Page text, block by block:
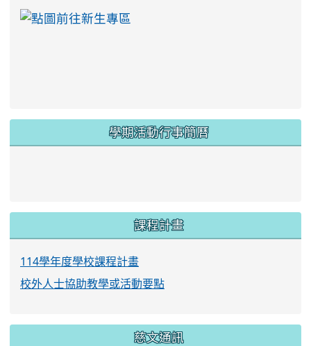
學期活動行事簡曆
課程計畫
114學年度學校課程計畫
校外人士協助教學或活動要點
慈文通訊